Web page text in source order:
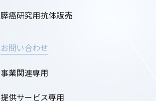
膵癌研究用抗体販売
お問い合わせ
事業関連専用
提供サービス専用